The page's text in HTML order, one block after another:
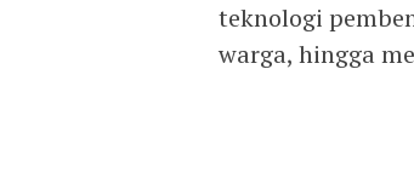
teknologi
warga, hingga